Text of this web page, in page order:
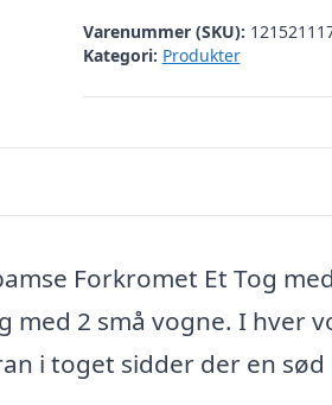
Varenummer (SKU):
Kategori: Produkter
Forkromet Et Tog
med 2 små vogne. I hver
i toget sidder der en sød